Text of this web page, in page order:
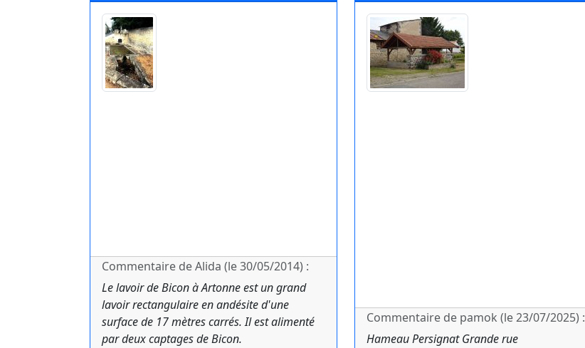
Commentaire de Alida (le 30/05/2014) :
Le lavoir de Bicon à Artonne est un grand
lavoir rectangulaire en andésite d'une
surface de 17 mètres carrés. Il est alimenté
par deux captages de Bicon.
Commentaire de pamok (le 23/07/2025) :
Hameau Persignat Grande rue